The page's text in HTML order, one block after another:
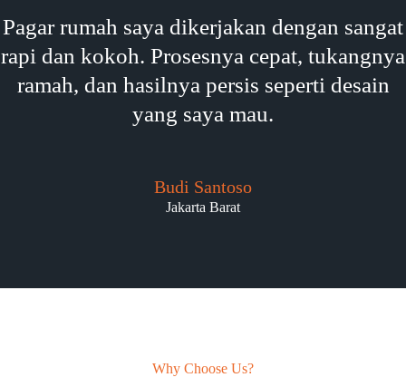
Pagar rumah saya dikerjakan dengan sangat
rapi dan kokoh. Prosesnya cepat, tukangnya
ramah, dan hasilnya persis seperti desain
yang saya mau.
Budi Santoso
Jakarta Barat
Why Choose Us?